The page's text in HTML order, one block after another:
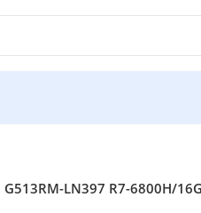
LN397 R7-6800H/